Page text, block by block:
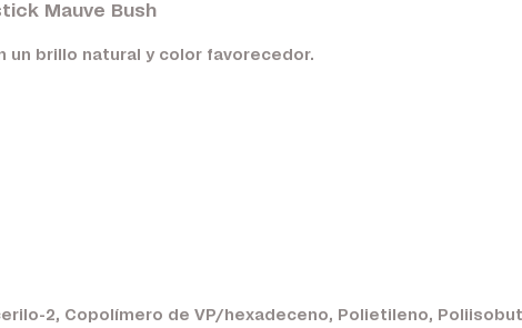
Mauve Bush
un brillo natural y color favorecedor.
2, Copolímero de VP/hexadeceno, Polietileno,